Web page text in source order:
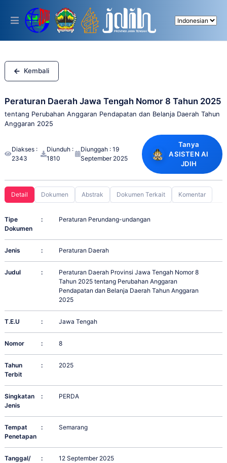
This
includes
accessibility
system.
Kembali
Peraturan Daerah Jawa Tengah Nomor 8 Tahun 2025
tentang Perubahan Anggaran Pendapatan dan Belanja Daerah Tahun
Anggaran 2025
Diakses :
2343
Diunduh :
1810
Diunggah : 19
September 2025
Tanya
ASISTEN AI
JDIH
Detail Dokumen Abstrak Dokumen Terkait Komentar
Tipe
Dokumen
: Peraturan Perundang-undangan
Jenis : Peraturan Daerah
Judul :
Peraturan Daerah Provinsi Jawa Tengah Nomor 8
Tahun 2025 tentang Perubahan Anggaran
Pendapatan dan Belanja Daerah Tahun Anggaran
2025
T.E.U : Jawa Tengah
Nomor : 8
Tahun
Terbit
: 2025
Singkatan
Jenis
: PERDA
Tempat
Penetapan
: Semarang
Tanggal/
: 12 September 2025